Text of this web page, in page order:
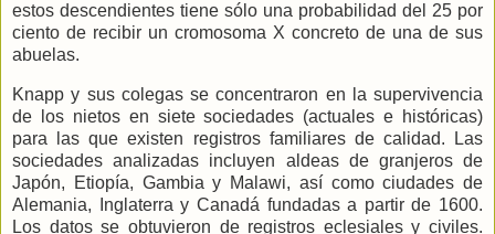
estos descendientes tiene sólo una probabilidad del 25 por
ciento de recibir un cromosoma X concreto de una de sus
abuelas.
Knapp y sus colegas se concentraron en la supervivencia
de los nietos en siete sociedades (actuales e históricas)
para las que existen registros familiares de calidad. Las
sociedades analizadas incluyen aldeas de granjeros de
Japón, Etiopía, Gambia y Malawi, así como ciudades de
Alemania, Inglaterra y Canadá fundadas a partir de 1600.
Los datos se obtuvieron de registros eclesiales y civiles.